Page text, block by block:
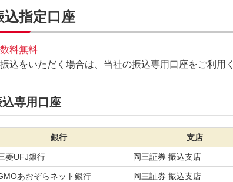
込指定口座
料無料
込をいただく場合は、当社の振込専用口座をご利用
込専用口座
銀行 支店
菱UFJ銀行 岡三証券 振込支店
あおぞらネット銀行
岡三証券 振込支店